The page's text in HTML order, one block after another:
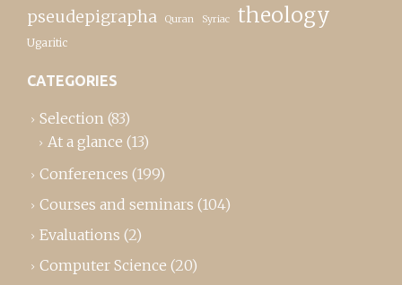
pseudepigrapha Quran Syriac theology
Ugaritic
CATEGORIES
Selection (83)
At a glance (13)
Conferences (199)
Courses and seminars (104)
Evaluations (2)
Computer Science (20)